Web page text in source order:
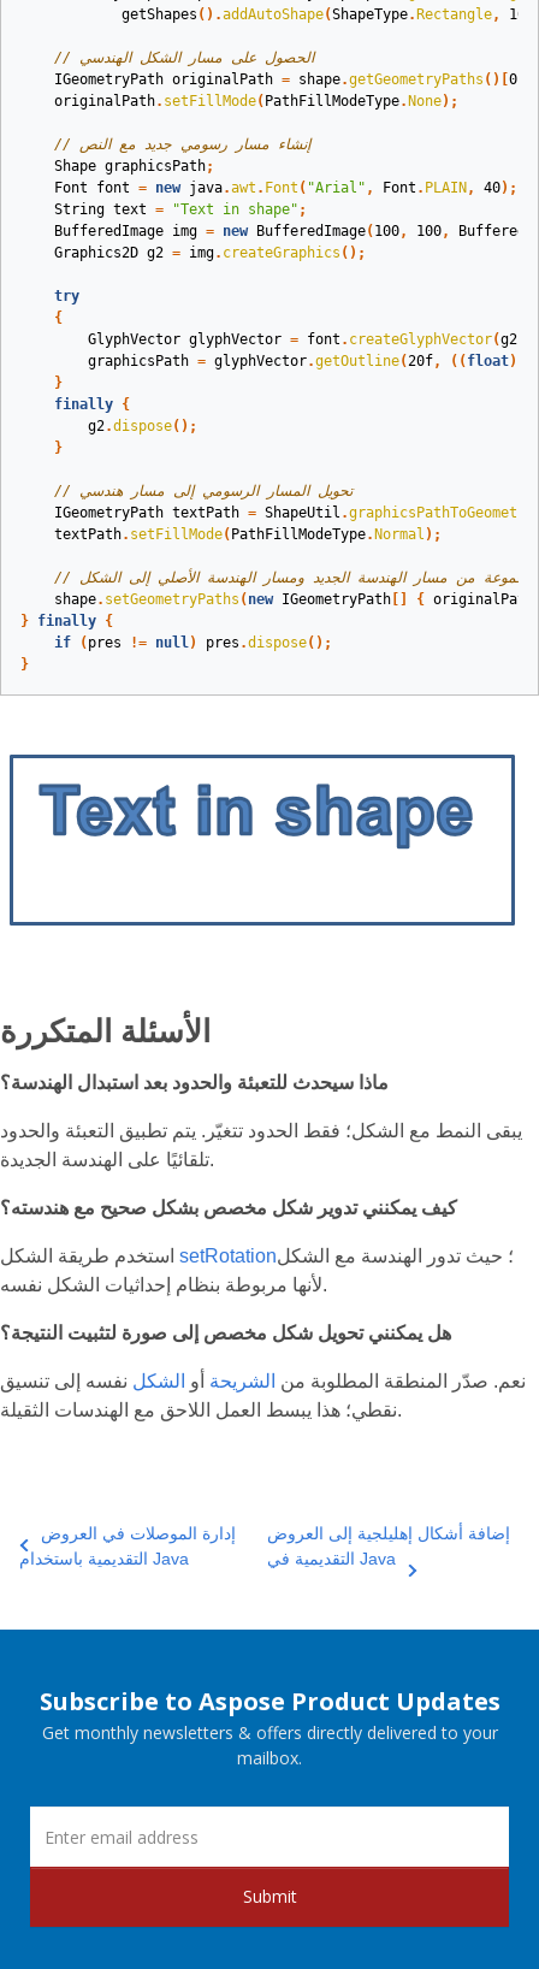
getShapes ().addAutoShape(ShapeType. Rectangle, 100
// الحصول على مسار الشكل الهندسي
IGeometryPath originalPath = shape.getGeometryPaths ()[ 0
originalPath. setFillMode( PathFillModeType. None);
// إنشاء مسار رسومي جديد مع النص
Shape graphicsPath;
Font
font = new java.awt . Font ( "Arial" , Font . PLAIN , 40);
String text = "Text in shape" ;
BufferedImage img = new BufferedImage( 100, 100,
Graphics2D g2 = img. createGraphics ();
try
{
GlyphVector glyphVector = font . createGlyphVector(g2
graphicsPath = glyphVector.getOutline(20f, (( float)
}
finally {
g2.dispose();
}
// تحويل المسار الرسومي إلى مسار هندسي
IGeometryPath textPath = ShapeUtil .
textPath. setFillMode( PathFillModeType. Normal );
مجموعة من مسار الهندسة الجديد ومسار الهندسة الأصلي إلى الشكل
shape. setGeometryPaths ( new IGeometryPath { originalPath
} finally {
if
( pres != null) pres .dispose();
}
الأسئلة المتكررة
ماذا سيحدث للتعبئة والحدود بعد استبدال الهندسة؟
يبقى النمط مع الشكل؛ فقط الحدود تتغيّر. يتم تطبيق التعبئة والحدود
تلقائيًا على الهندسة الجديدة.
كيف يمكنني تدوير شكل مخصص بشكل صحيح مع هندسته؟
setRotation؛ حيث تدور الهندسة مع الشكل
لأنها مربوطة بنظام إحداثيات الشكل نفسه.
هل يمكنني تحويل شكل مخصص إلى صورة لتثبيت النتيجة؟
نعم. صدّر المنطقة المطلوبة من الشريحة أو الشكل نفسه إلى تنسيق
نقطي؛ هذا يبسط العمل اللاحق مع الهندسات الثقيلة.
إدارة الموصلات في العروض
التقديمية باستخدام Java
إضافة أشكال إهليلجية إلى العروض
التقديمية في Java
Subscribe to Aspose Product Updates
Get monthly newsletters & offers directly delivered to your
mailbox.
Submit